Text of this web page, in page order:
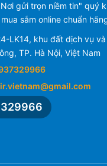
gửi trọn niềm tin" quý
sắm online chuẩn
LK14, khu đất dịch vụ
TP. Hà Nội, Việt Nam